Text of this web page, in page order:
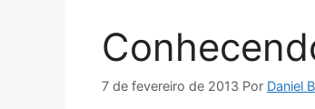
7 de fevereiro de 2013 Por Daniel